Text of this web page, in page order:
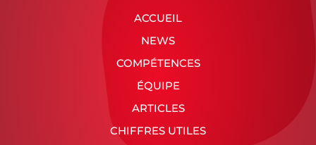
ACCUEIL
NEWS
COMPÉTENCES
ÉQUIPE
ARTICLES
CHIFFRES UTILES